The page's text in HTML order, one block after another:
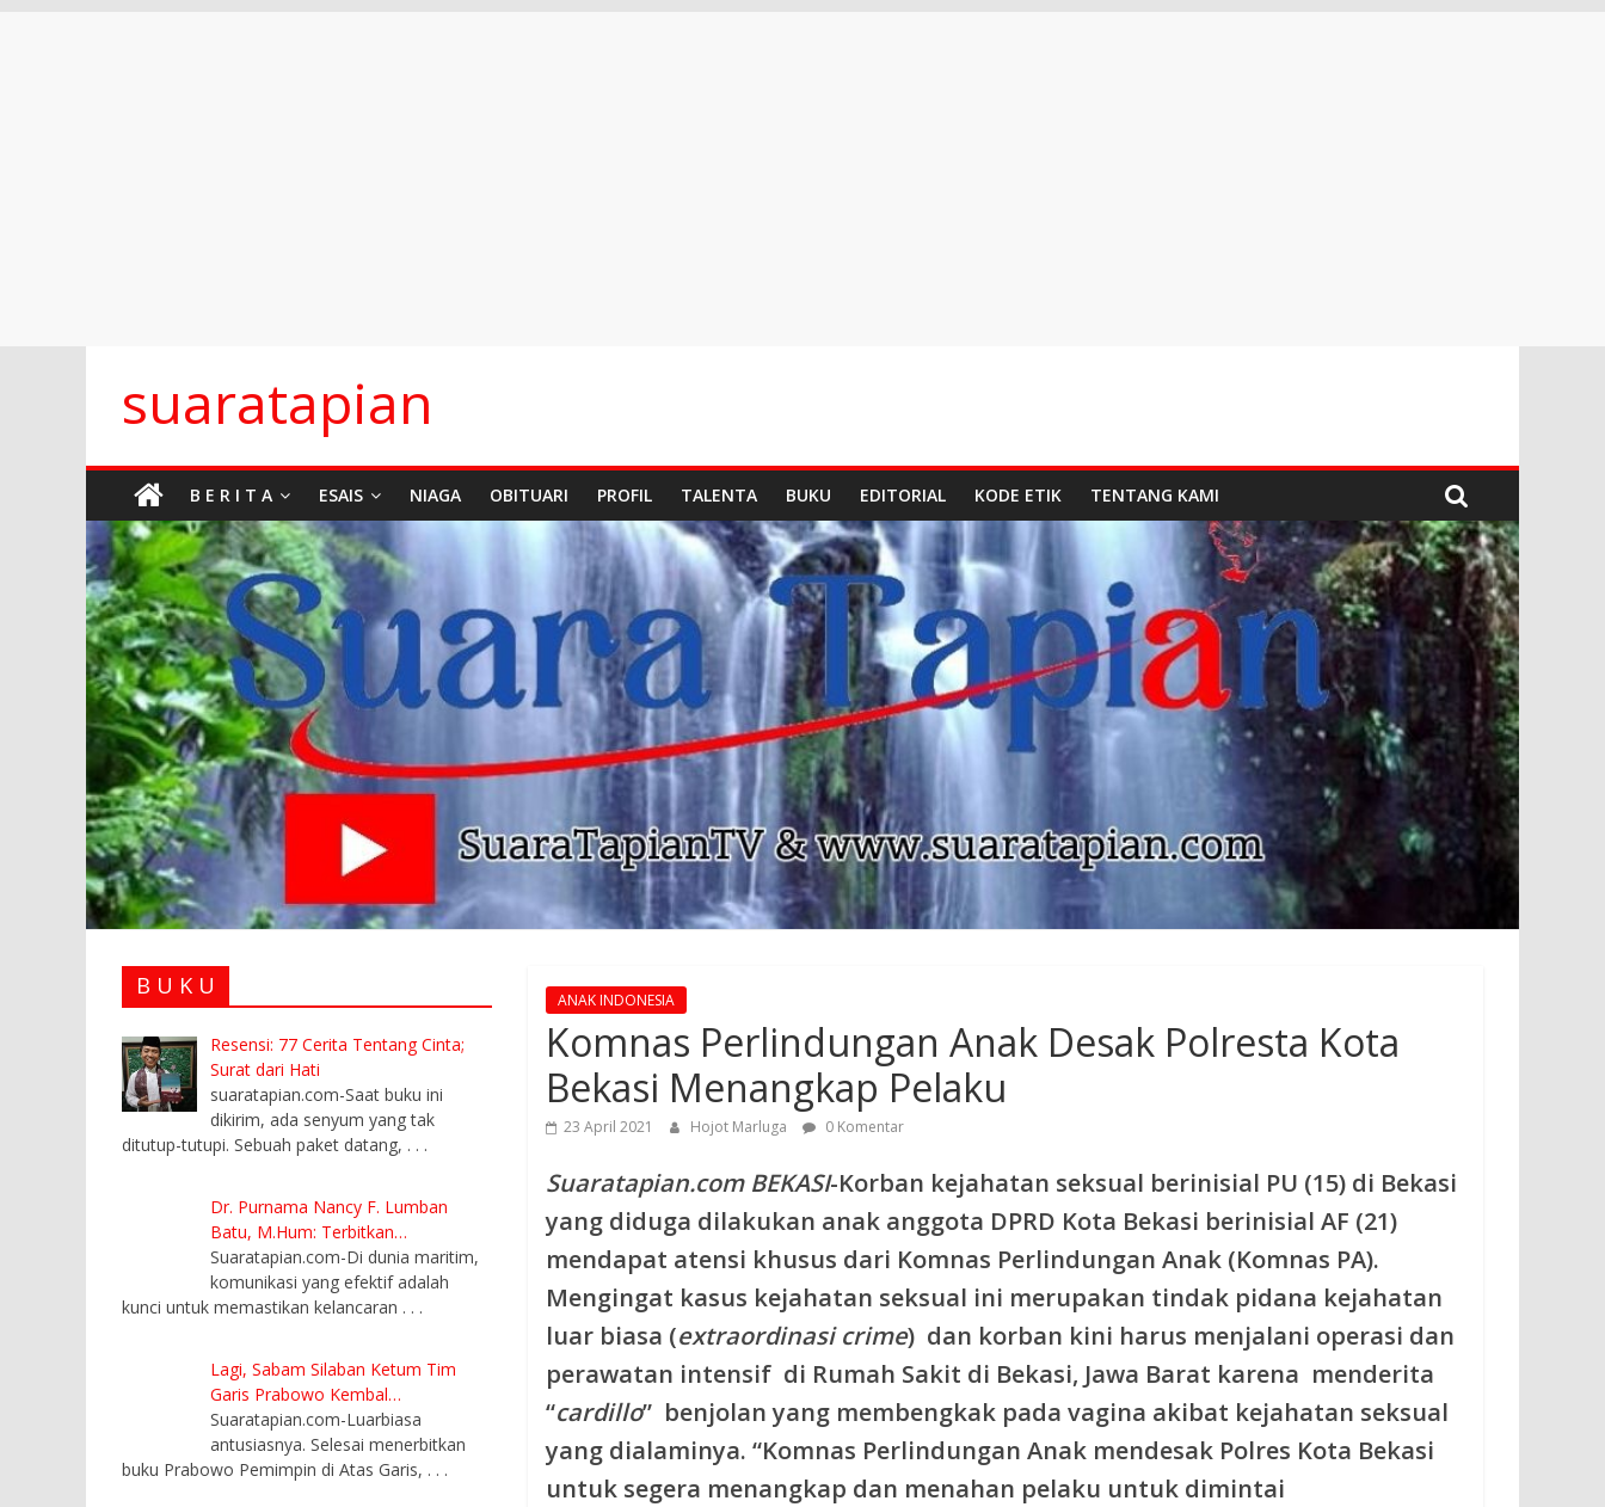
contentsuaratapian
B E R I T A ESAIS NIAGA OBITUARI PROFIL TALENTA BUKU EDITORIAL KODE ETIK TENTANG KAMI
ANAK INDONESIA
Komnas Perlindungan Anak Desak Polresta Kota
Bekasi Menangkap Pelaku
23 April 2021 Hojot Marluga 0 Komentar
Suaratapian.com BEKASI-Korban kejahatan seksual berinisial PU (15) di Bekasi
yang diduga dilakukan anak anggota DPRD Kota Bekasi berinisial AF (21)
mendapat atensi khusus dari Komnas Perlindungan Anak (Komnas PA).
Mengingat kasus kejahatan seksual ini merupakan tindak pidana kejahatan
luar biasa (extraordinasi crime) dan korban kini harus menjalani operasi dan
perawatan intensif di Rumah Sakit di Bekasi, Jawa Barat karena menderita
“cardillo” benjolan yang membengkak pada vagina akibat kejahatan seksual
yang dialaminya. “Komnas Perlindungan Anak mendesak Polres Kota Bekasi
untuk segera menangkap dan menahan pelaku untuk dimintai
B U K U
Resensi: 77 Cerita Tentang Cinta;
Surat dari Hati
suaratapian.com-Saat buku ini
dikirim, ada senyum yang tak
ditutup-tutupi. Sebuah paket datang, . . .
Dr. Purnama Nancy F. Lumban
Batu, M.Hum: Terbitkan…
Suaratapian.com-Di dunia maritim,
komunikasi yang efektif adalah
kunci untuk memastikan kelancaran . . .
Lagi, Sabam Silaban Ketum Tim
Garis Prabowo Kembal…
Suaratapian.com-Luarbiasa
antusiasnya. Selesai menerbitkan
buku Prabowo Pemimpin di Atas Garis, . . .